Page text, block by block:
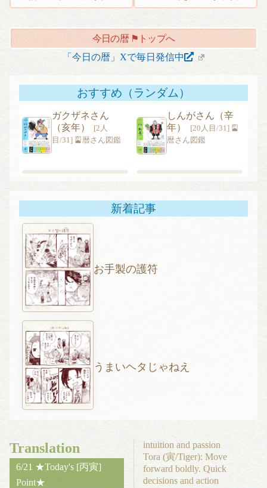
稿
ナ
シ
ョ
ン
今日の暦 ⚑トップへ
「今日の暦」Xで毎日発信中
おすすめ（ランダム）
ガクザネさん
（亥年）
[2人
目/31] 🎴暦さん図鑑
しんがさん（辛
年）
[20人目/31] 🎴
暦さん図鑑
新着記事
お手製の護符
うまいヘタじゃねえ
Translation
6/21 ★Today's [丙寅]
Point★
intuition and passion
Tora (寅/Tiger): Move
forward boldly. Quick
decisions and action